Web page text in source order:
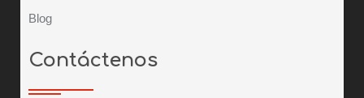
Blog
Contáctenos